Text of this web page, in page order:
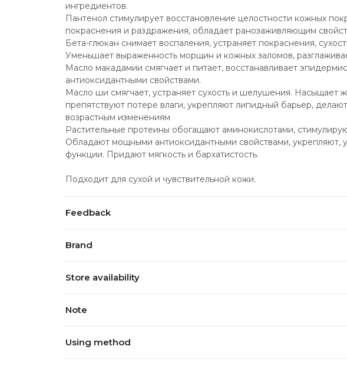
ингредиентов.
Пантенол стимулирует восстановление целостности кожных
покраснения и раздражения, обладает ранозаживляющим
Бета-глюкан снимает воспаления, устраняет покраснения,
Уменьшает выраженность морщин и кожных заломов,
Масло макадамии смягчает и питает, восстанавливает
антиоксидантными свойствами.
Масло ши смягчает, устраняет сухость и шелушения. Насыщает
препятствуют потере влаги, укрепляют липидный барьер,
возрастным изменениям
Растительные протеины обогащают аминокислотами,
Обладают мощными антиоксидантными свойствами, укрепляют,
функции. Придают мягкость и бархатистость.
Подходит для сухой и чувствительной кожи.
Feedback
Brand
Store availability
Note
Using method